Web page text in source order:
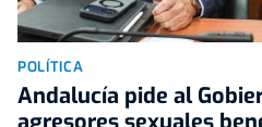
POLÍTICA
Andalucía pide al